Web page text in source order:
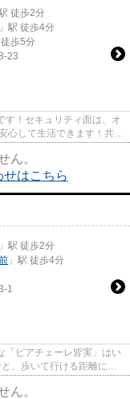
徒歩2分
」駅 徒歩4分
徒歩5分
23
す！セキュリティ面は、オ
心して生活できます！共用
ん。
はこちら
」駅 徒歩2分
」駅 徒歩4分
1
「ピアチェーレ皆実」はい
、歩いて行ける距離に位
ん。